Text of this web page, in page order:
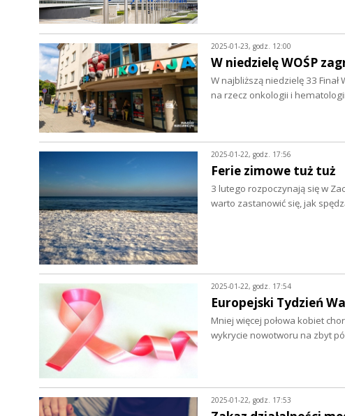
2025-01-23, godz. 12:00
W niedzielę WOŚP
W najbliższą niedzielę 33
na rzecz onkologii i
2025-01-22, godz. 17:56
Ferie zimowe tuż tuż
3 lutego rozpoczynają się w
warto zastanowić się, jak
2025-01-22, godz. 17:54
Europejski Tydzień
Mniej więcej połowa kobiet
wykrycie nowotworu na zbyt
2025-01-22, godz. 17:53